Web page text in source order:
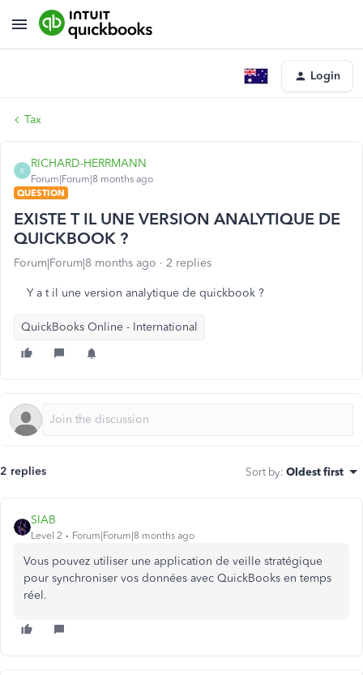
Login
Tax
R
RICHARD-HERRMANN
Forum|Forum|8 months ago
QUESTION
EXISTE T IL UNE VERSION ANALYTIQUE DE
QUICKBOOK ?
Forum|Forum|8 months ago 2 replies
Y a t il une version analytique de quickbook ?
QuickBooks Online - International
2 replies Sort by: Oldest first
SIAB
Level 2 Forum|Forum|8 months ago
Vous pouvez utiliser une application de veille stratégique
pour synchroniser vos données avec QuickBooks en temps
réel.